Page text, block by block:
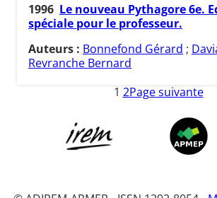
1996 Le nouveau Pythagore 6e.
spéciale pour le professeur.
Auteurs : Bonnefond Gérard ;
Revranche Bernard
1 2Page suivante